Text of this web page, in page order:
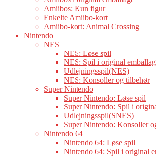
Amiibos: Kun figur
Enkelte Amiibo-kort
Amiibo-kort: Animal Crossing
Nintendo
NES
NES: Løse spil
NES: Spil i original
Udlejningsspil(NES)
NES: Konsoller og tilbehør
Super Nintendo
Super Nintendo: Løse spil
Super Nintendo: Spil i
Udlejningsspil(SNES)
Super Nintendo: Konsoller
Nintendo 64
Nintendo 64: Løse spil
Nintendo 64: Spil i original